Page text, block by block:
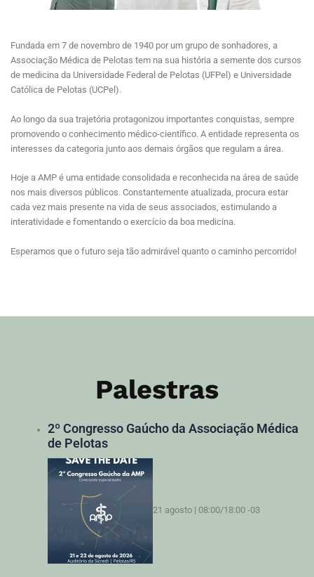
Fundada em 7 de novembro de 1940 por um grupo de sonhadores, a
Associação Médica de Pelotas tem na sua história a semente dos cursos
de medicina da Universidade Federal de Pelotas (UFPel) e Universidade
Católica de Pelotas (UCPel).
Ao longo da sua trajetória protagonizou importantes conquistas, sempre
promovendo o conhecimento médico-científico. A entidade representa os
interesses da categoria junto aos demais órgãos que regulam a área.
Hoje a AMP é uma entidade consolidada e reconhecida na área de saúde
nos mais diversos públicos. Constantemente atualizada, procura estar
cada vez mais presente na vida de seus associados, estimulando a
interatividade e fomentando o exercício da boa medicina.
Esperamos que o futuro seja tão admirável quanto o caminho percorrido!
Palestras
2º Congresso Gaúcho da Associação Médica
de Pelotas
21 agosto | 08:00/18:00 -03